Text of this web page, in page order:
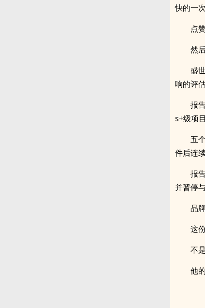
快的一
点
然
盛
响的评估
报
s+级项
五
件后连
报
并暂停
品
这
不
他